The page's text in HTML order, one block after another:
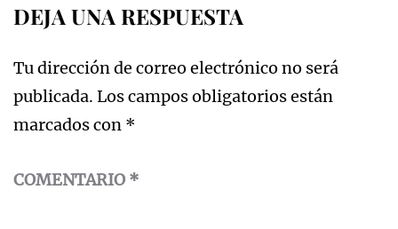
DEJA UNA RESPUESTA
Tu dirección de correo electrónico no será
publicada. Los campos obligatorios están
marcados con *
COMENTARIO *